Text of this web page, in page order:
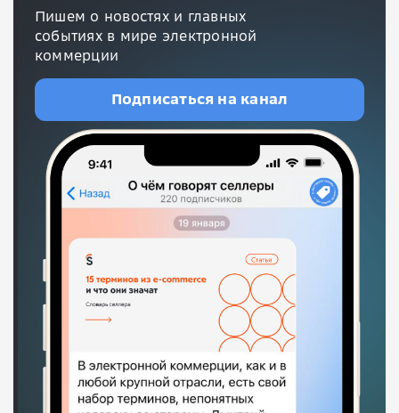
Пишем о новостях и главных
событиях в мире электронной
коммерции
Подписаться на канал